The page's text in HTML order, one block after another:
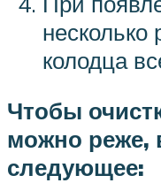
несколько
колодца
Чтобы
можно реже,
следующее: